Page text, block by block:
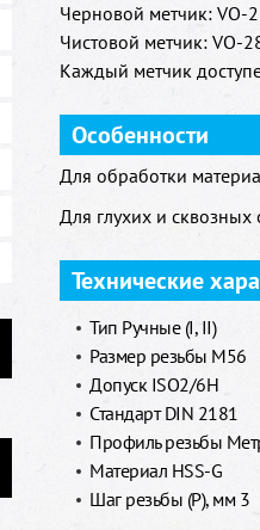
Черновой метчик: VO-
Чистовой метчик: VO-
Каждый метчик
Особенности
Для обработки
Для глухих и сквозных
Технические
Тип Ручные (I, II)
Размер резьбы M56
Допуск ISO2/6H
Стандарт DIN 2181
Профиль резьбы
Материал HSS-G
Шаг резьбы (P), мм 3